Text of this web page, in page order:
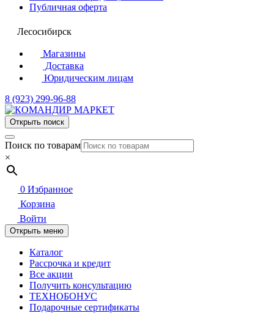
Публичная оферта
Лесосибирск
Магазины
Доставка
Юридическим лицам
8 (923) 299-96-88
Открыть поиск
Поиск по товарам
×
0 Избранное
Корзина
Войти
Открыть меню
Каталог
Рассрочка и кредит
Все акции
Получить консультацию
ТЕХНОБОНУС
Подарочные сертификаты